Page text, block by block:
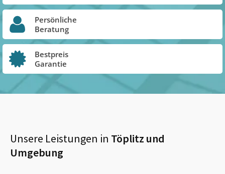
Persönliche
Beratung
Bestpreis
Garantie
Unsere Leistungen in Töplitz und
Umgebung